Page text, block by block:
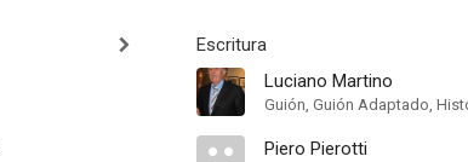
Escritura
Luciano Martino
Guión, Guión Adaptado,
Piero Pierotti